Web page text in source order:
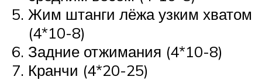
Жим штанги лёжа узким хватом
(4*10-8)
Задние отжимания (4*10-8)
Кранчи (4*20-25)